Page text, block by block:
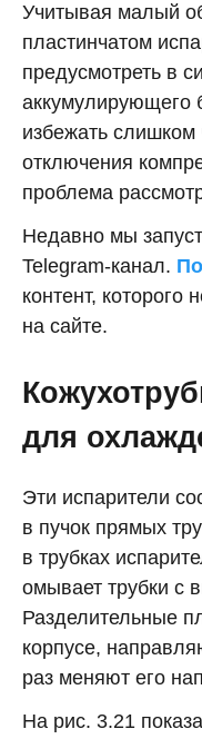
Учитывая малый
пластинчатом
предусмотреть в
аккумулирующего
избежать
отключения
проблема
Недавно мы
Telegram-канал.
контент, которого
на сайте.
для
Эти испарители
в пучок прямых
в трубках
омывает трубки с
Разделительные
корпусе,
раз меняют его
На рис. 3.21